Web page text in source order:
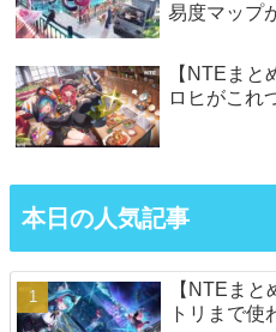
易度マップ
【NTEまと
ロヒがこれ
本日の人気記事
【NTEま
トリまで使